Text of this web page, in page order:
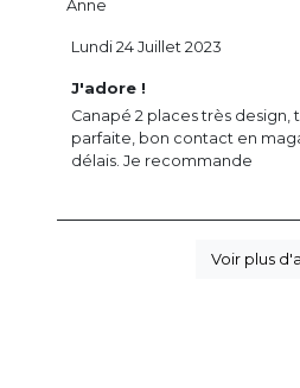
Anne
J'adore !
Canapé 2 places très design,
parfaite, bon contact en
délais. Je recommande
Lundi 24 Juillet 2023
Voir plus